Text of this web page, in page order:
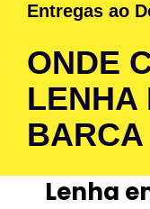
Entregas ao
ONDE
LENHA
BARCA
Lenha